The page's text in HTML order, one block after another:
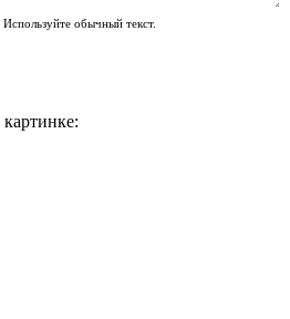
обычный текст.